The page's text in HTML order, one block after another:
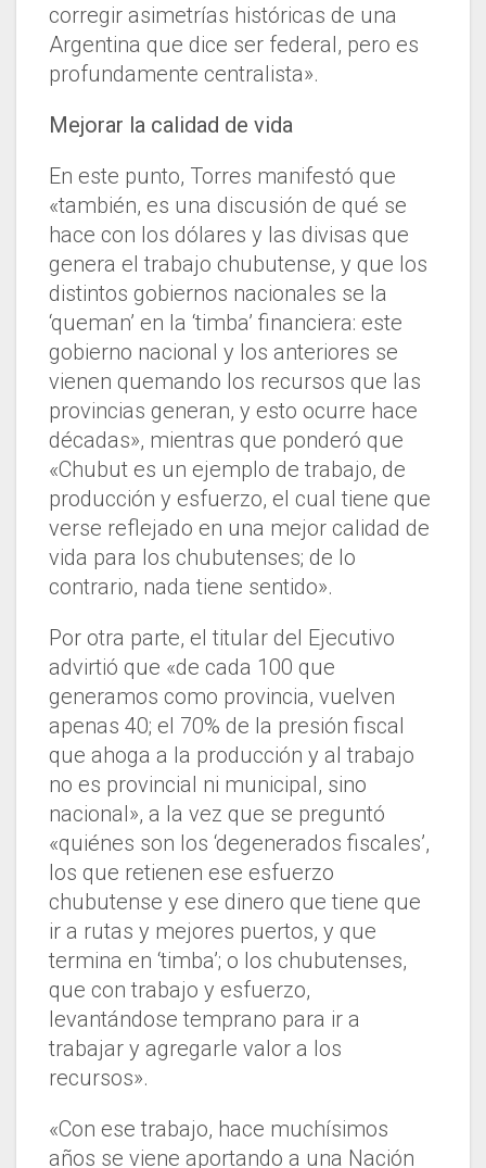
corregir asimetrías históricas de una
Argentina que dice ser federal, pero es
profundamente centralista».
Mejorar la calidad de vida
En este punto, Torres manifestó que
«también, es una discusión de qué se
hace con los dólares y las divisas que
genera el trabajo chubutense, y que los
distintos gobiernos nacionales se la
‘queman’ en la ‘timba’ financiera: este
gobierno nacional y los anteriores se
vienen quemando los recursos que las
provincias generan, y esto ocurre hace
décadas», mientras que ponderó que
«Chubut es un ejemplo de trabajo, de
producción y esfuerzo, el cual tiene que
verse reflejado en una mejor calidad de
vida para los chubutenses; de lo
contrario, nada tiene sentido».
Por otra parte, el titular del Ejecutivo
advirtió que «de cada 100 que
generamos como provincia, vuelven
apenas 40; el 70% de la presión fiscal
que ahoga a la producción y al trabajo
no es provincial ni municipal, sino
nacional», a la vez que se preguntó
«quiénes son los ‘degenerados fiscales’,
los que retienen ese esfuerzo
chubutense y ese dinero que tiene que
ir a rutas y mejores puertos, y que
termina en ‘timba’; o los chubutenses,
que con trabajo y esfuerzo,
levantándose temprano para ir a
trabajar y agregarle valor a los
recursos».
«Con ese trabajo, hace muchísimos
años se viene aportando a una Nación